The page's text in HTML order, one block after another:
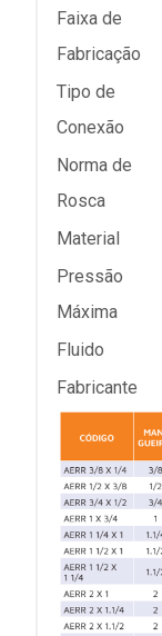
Faixa de
Fabricação
Tipo de
Conexão
Norma de
Rosca
Material
Pressão
Máxima
Fluido
Fabricante